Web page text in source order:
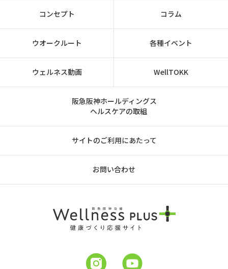
コンセプト コラム
ウオークルート 各種イベント
ウェルネス動画 WellTOKK
阪急阪神ホールディングス
ヘルスケアの取組
サイトのご利用にあたって
お問い合わせ